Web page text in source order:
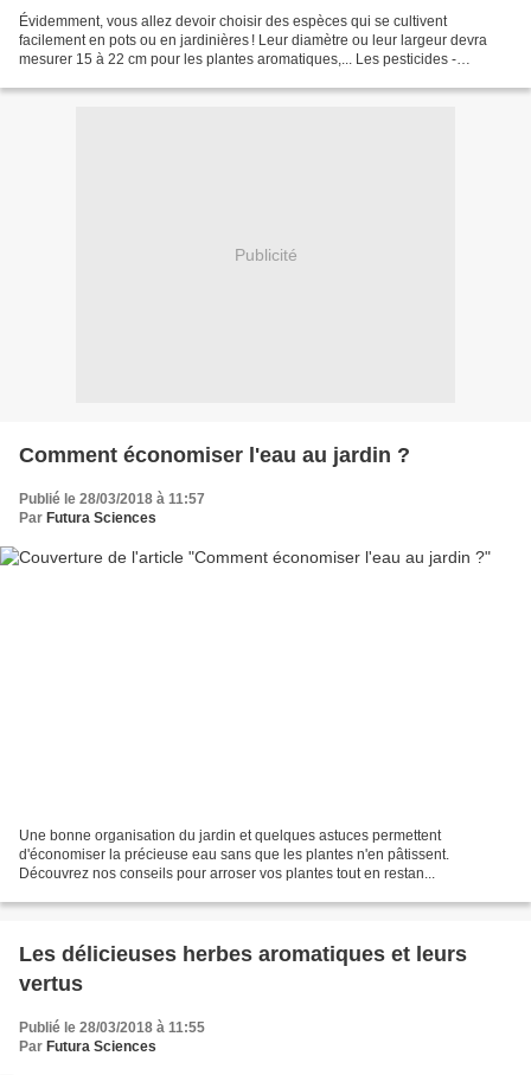
Évidemment, vous allez devoir choisir des espèces qui se cultivent
facilement en pots ou en jardinières ! Leur diamètre ou leur largeur devra
mesurer 15 à 22 cm pour les plantes aromatiques,... Les pesticides -
Publicité
Comment économiser l'eau au jardin ?
Publié le 28/03/2018 à 11:57
Par Futura Sciences
Une bonne organisation du jardin et quelques astuces permettent
d'économiser la précieuse eau sans que les plantes n'en pâtissent.
Découvrez nos conseils pour arroser vos plantes tout en restan...
Les délicieuses herbes aromatiques et leurs
vertus
Publié le 28/03/2018 à 11:55
Par Futura Sciences